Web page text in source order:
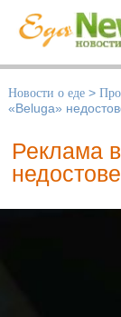
Новости о еде >
«Beluga»
Реклама